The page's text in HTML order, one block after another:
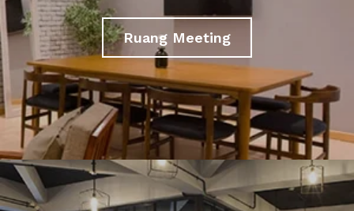
Ruang Meeting